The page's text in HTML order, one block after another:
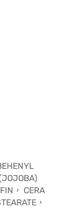
， CERA
，